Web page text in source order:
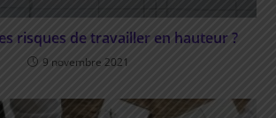
risques de travailler en hauteur ?
9 novembre 2021